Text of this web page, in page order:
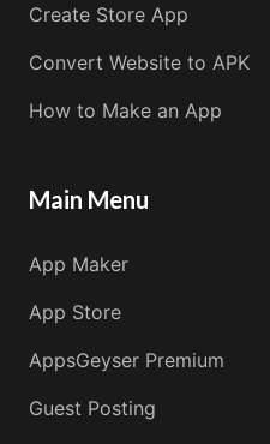
Create Store App
Convert Website to APK
How to Make an App
Main Menu
App Maker
App Store
AppsGeyser Premium
Guest Posting